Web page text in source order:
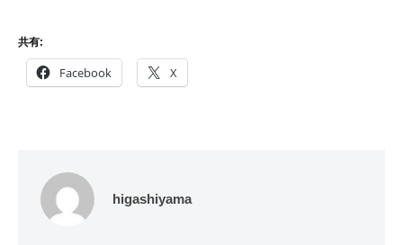
共有:
Facebook X
higashiyama